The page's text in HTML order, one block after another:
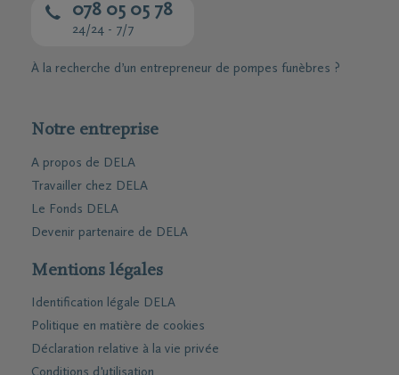
078 05 05 78
24/24 - 7/7
À la recherche d’un entrepreneur de pompes funèbres ?
Notre entreprise
A propos de DELA
Travailler chez DELA
Le Fonds DELA
Devenir partenaire de DELA
Mentions légales
Identification légale DELA
Politique en matière de cookies
Déclaration relative à la vie privée